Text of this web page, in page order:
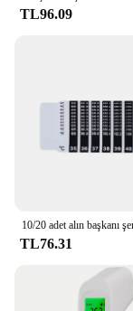
TL96.09
TL76.31